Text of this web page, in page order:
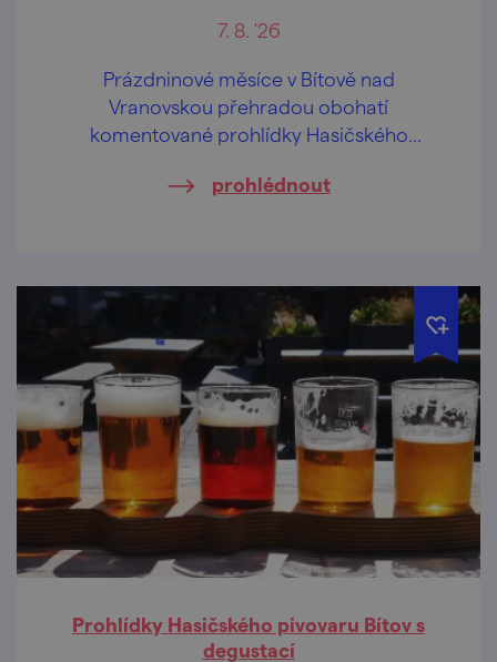
7. 8. '26
Prázdninové měsíce v Bítově nad
Vranovskou přehradou obohatí
komentované prohlídky Hasičského
prohlédnout
Prohlídky Hasičského pivovaru Bítov s
degustací